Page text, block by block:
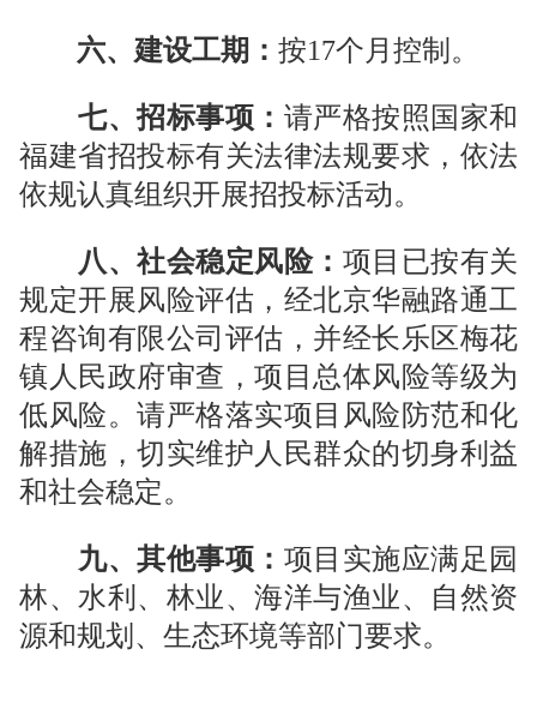
六、建设工期： 按17个月控制。
七、招标事项： 请严格按照国家和
福建省招投标有关法律法规要求，依法
依规认真组织开展招投标活动。
八、 社会稳定风险： 项目已按有关
规定开展风险评估，经北京华融路通工
程咨询有限公司评估，并经长乐区梅花
镇人民政府审查，项目总体风险等级为
低风险。请严格落实项目风险防范和化
解措施，切实维护人民群众的切身利益
和社会稳定。
九、其他事项： 项目实施应满足园
林、水利、林业、海洋与渔业、自然资
源和规划、生态环境等部门要求。